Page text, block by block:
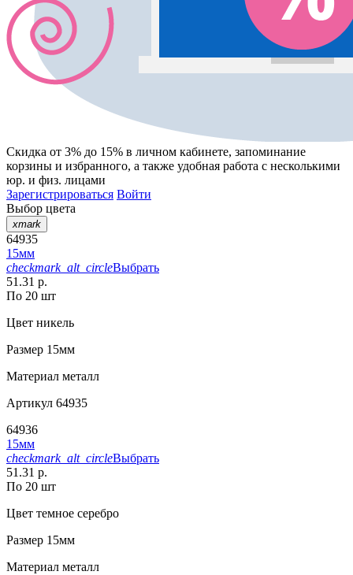
Скидка от 3% до 15% в личном кабинете, запоминание
корзины и избранного, а также удобная работа с несколькими
юр. и физ. лицами
Зарегистрироваться Войти
Выбор цвета
xmark
64935
15мм
checkmark_alt_circleВыбрать
51.31 р.
По 20 шт
Цвет никель
Размер 15мм
Материал металл
Артикул 64935
64936
15мм
checkmark_alt_circleВыбрать
51.31 р.
По 20 шт
Цвет темное серебро
Размер 15мм
Материал металл